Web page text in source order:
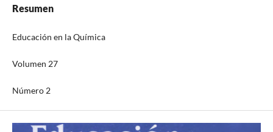
Resumen
Educación en la Química
Volumen 27
Número 2